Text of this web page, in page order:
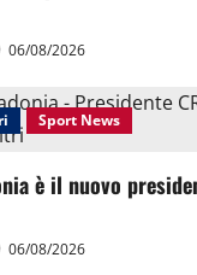
06/08/2026
Sport News
è il nuovo
06/08/2026